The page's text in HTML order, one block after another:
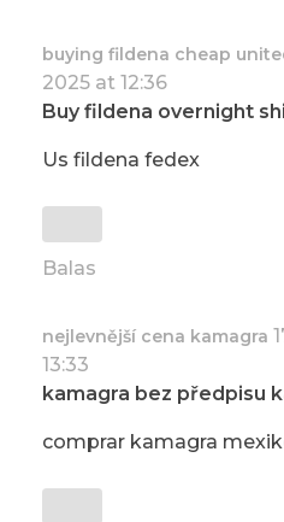
buying fildena cheap
2025 at 12:36
Buy fildena overnight
Us fildena fedex
Balas
nejlevnější cena kamagra
13:33
kamagra bez předpisu
comprar kamagra